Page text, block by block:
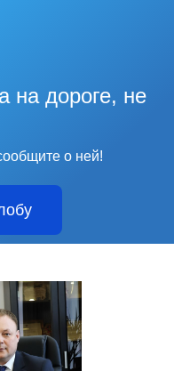
на дороге, не
о ней!